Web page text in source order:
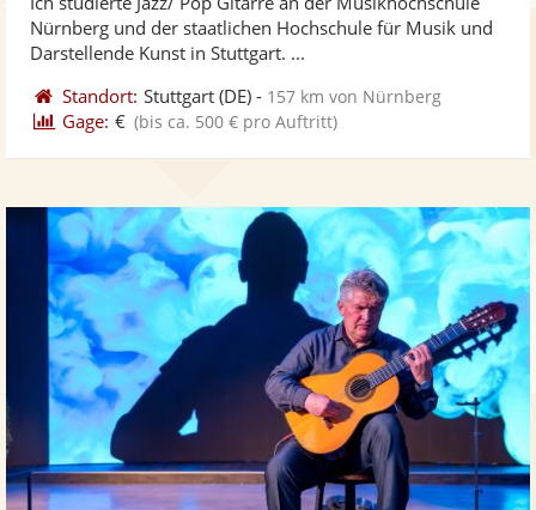
Fotos
5
Nürnberg und der staatlichen Hochschule für Musik und
Darstellende Kunst in Stuttgart. ...
Standort: Stuttgart (DE) - 157 km von Nürnberg
Gage: € (bis ca. 500 € pro Auftritt)